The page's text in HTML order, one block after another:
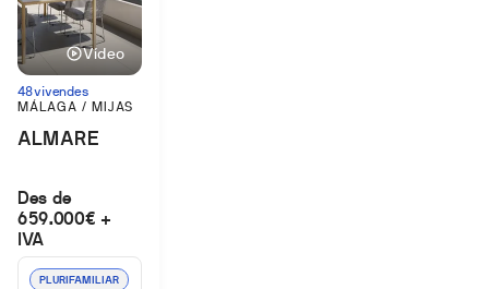
Vídeo
48 vivendes
MÁLAGA / MIJAS
ALMARE
Des de
659.000€ +
IVA
PLURIFAMILIAR